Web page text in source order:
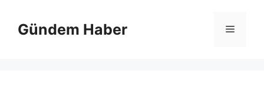
Gündem Haber Menü